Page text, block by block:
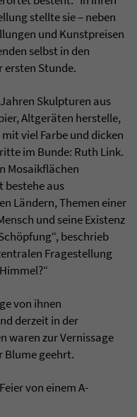
stellte sie – neben
und Kunstpreisen
selbst in den
ersten Stunde.
Skulpturen aus
Altgeräten herstelle,
viel Farbe und dicken
im Bunde: Ruth Link.
Mosaikflächen
bestehe aus
Ländern, Themen einer
und seine Existenz
beschrieb
Fragestellung
von ihnen
derzeit in der
waren zur Vernissage
Blume geehrt.
von einem A-